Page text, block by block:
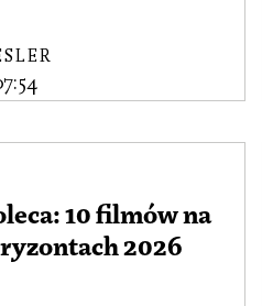
10 filmów na
2026